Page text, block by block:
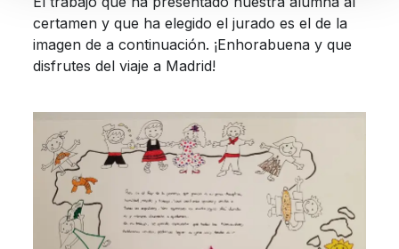
certamen y que ha elegido el jurado es el de la
imagen de a continuación. ¡Enhorabuena y que
disfrutes del viaje a Madrid!